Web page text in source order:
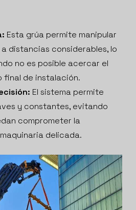
Esta grúa permite manipular
distancias considerables, lo
no es posible acercar el
final de instalación.
El sistema permite
y constantes, evitando
comprometer la
delicada.